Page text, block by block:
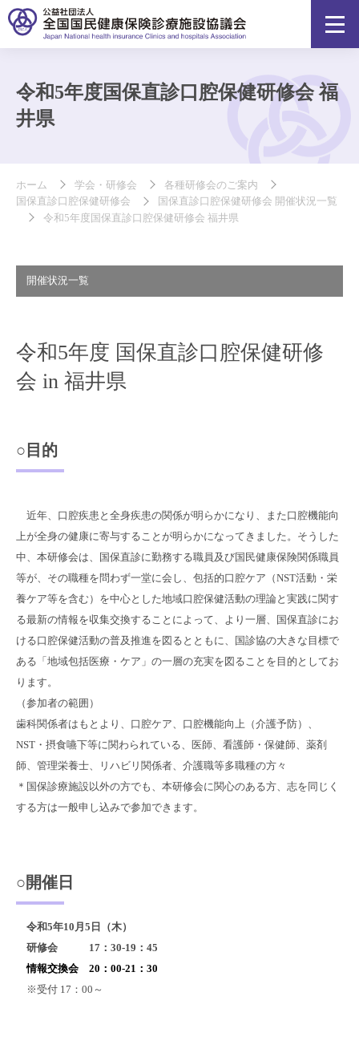
令和5年度国保直診口腔保健研修会 福
井県
ホーム 学会・研修会
各種研修会のご案内
国保直診口腔保健研修会
国保直診口腔保健研修会 開催状況一覧
令和5年度国保直診口腔保健研修会 福井県
開催状況一覧
令和5年度 国保直診口腔保健研修
会 in 福井県
○目的
近年、口腔疾患と全身疾患の関係が明らかになり、また口腔機能向
上が全身の健康に寄与することが明らかになってきました。そうした
中、本研修会は、国保直診に勤務する職員及び国民健康保険関係職員
等が、その職種を問わず一堂に会し、包括的口腔ケア（NST活動・栄
養ケア等を含む）を中心とした地域口腔保健活動の理論と実践に関す
る最新の情報を収集交換することによって、より一層、国保直診にお
ける口腔保健活動の普及推進を図るとともに、国診協の大きな目標で
ある「地域包括医療・ケア」の一層の充実を図ることを目的としてお
ります。
（参加者の範囲）
歯科関係者はもとより、口腔ケア、口腔機能向上（介護予防）、
NST・摂食嚥下等に関わられている、医師、看護師・保健師、薬剤
師、管理栄養士、リハビリ関係者、介護職等多職種の方々
＊国保診療施設以外の方でも、本研修会に関心のある方、志を同じく
する方は一般申し込みで参加できます。
○開催日
令和5年10月5日（木）
研修会 17：30-19：45
情報交換会 20：00-21：30
※受付 17：00～